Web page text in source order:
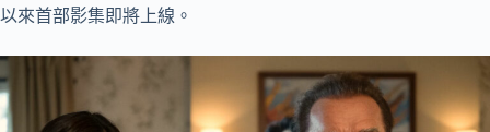
以來首部影集即將上線。